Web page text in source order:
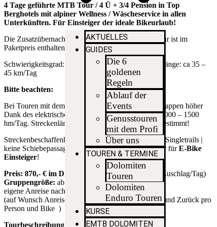
AKTUELLES
GUIDES
Die 6
goldenen
Regeln
Ablauf der
Events
Genusstouren
mit dem Profi
Über uns
TOUREN & TERMINE
Dolomiten
Touren
Dolomiten
Enduro Touren
KURSE
EMTB DOLOMITEN
4 Tage geführte MTB Tour / 4 Ü + 3/4 Pension in Top
Berghotels mit alpiner Wellness / Wäscheservice in allen
Unterkünften. Für Einsteiger der ideale Bikeurlaub!
Die Zusatzübernachtung im Hotel am Vortag der Tour ist im
Paketpreis enthalten
Schwierigkeitsgrad: S1 / Kondition: leicht / Etappenlänge: ca 35 –
45 km/Tag
Bitte beachten:
Bei Touren mit dem EMTB ist die Reichweite der Etappen höher
Dank des elektrischen Antriebes und liegt etwa bei 1000 – 1500
hm/Tag. Streckenlänge wird je nach Level der TN bestimmt!
Streckenbeschaffenheit: meist Schotterwege | leichte Singletrails |
keine SchiebepassagenAusgesprochen optimale Tour fürE-Bike
Einsteiger!
Preis: 870,- € im DZ
(wahlweise als EZ mit 30,- € Zuschlag/Tag)
Gruppengröße: ab 4 – 6 Personen
eigene Anreise nach Südtirol
(auf Wunsch Anreise mit Shuttleservice / 60,- € Hin und Zurück pro
Person und Bike )
Tourbeschreibung: